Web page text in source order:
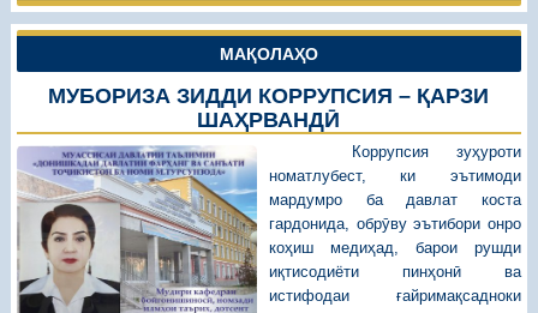
МАҚОЛАҲО
МУБОРИЗА ЗИДДИ КОРРУПСИЯ – ҚАРЗИ
ШАҲРВАНДӢ
Коррупсия зуҳуроти
номатлубест, ки эътимоди
мардумро ба давлат коста
гардонида, обрӯву эътибори онро
коҳиш медиҳад, барои рушди
иқтисодиёти пинҳонӣ ва
истифодаи ғайримақсадноки